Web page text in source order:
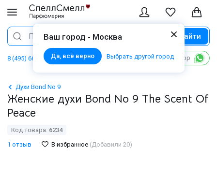
Ваш город - Москва
Да, всё верно Выбрать другой город
Поиск Найти
8 (495) 668 06 02 Написать в WhatsApp
Духи Bond No 9
Женские духи Bond No 9 The Scent Of
Peace
Код товара: 6234
1 отзыв
В избранное (Добавили 20)